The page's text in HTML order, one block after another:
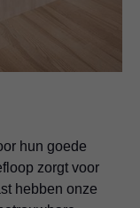
hun goede
zorgt voor
hebben onze